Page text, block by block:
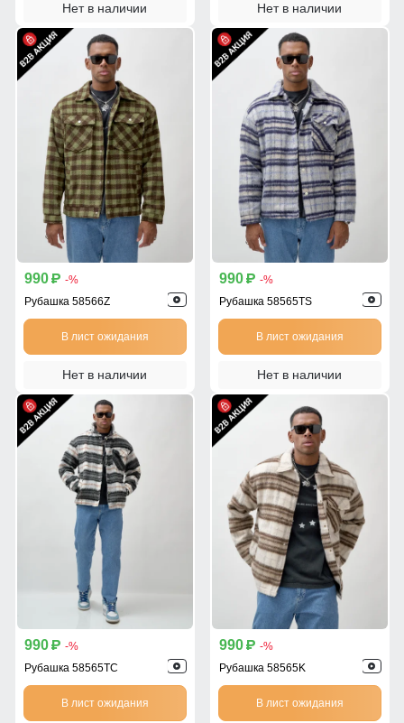
Нет в наличии Нет в наличии
990 p -%
Рубашка 58566Z
В лист ожидания
Нет в наличии
990 p -%
Рубашка 58565TS
В лист ожидания
Нет в наличии
990 p -%
Рубашка 58565TC
В лист ожидания
990 p -%
Рубашка 58565K
В лист ожидания